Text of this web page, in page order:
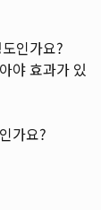
인가요?
야 효과가 있
가요?